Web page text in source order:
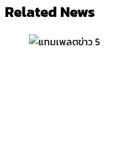
Related News